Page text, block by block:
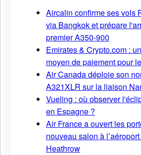
Aircalin confirme ses vols
via Bangkok et prépare
premier A350-900
Emirates & Crypto.com :
moyen de paiement pour
Air Canada déploie son
A321XLR sur la liaison
Vueling : où observer
en Espagne ?
Air France a ouvert les
nouveau salon à
Heathrow